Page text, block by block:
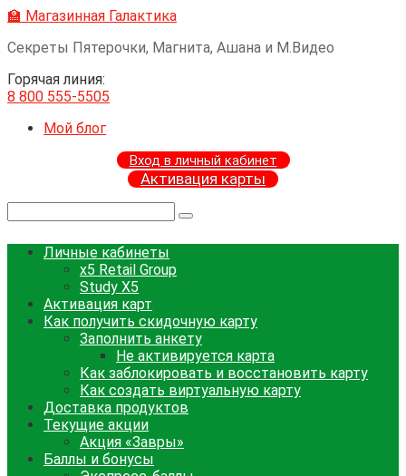
Перейти
контенту
🏫 Магазинная Галактика
Секреты Пятерочки, Магнита, Ашана и М.Видео
Горячая линия:
8 800 555-5505
Мой блог
Вход в личный кабинет
Активация карты
Личные кабинеты
x5 Retail Group
Study X5
Активация карт
Как получить скидочную карту
Заполнить анкету
Не активируется карта
Как заблокировать и восстановить карту
Как создать виртуальную карту
Доставка продуктов
Текущие акции
Акция «Завры»
Баллы и бонусы